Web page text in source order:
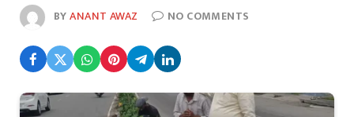
BYANANT AWAZ NO COMMENTS